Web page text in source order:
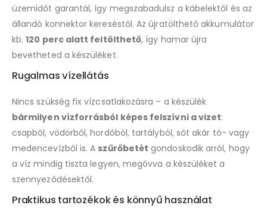
üzemidőt garantál, így megszabadulsz a kábelektől és az
állandó konnektor kereséstől. Az újratölthető akkumulátor
kb.120 perc alatt feltölthető, így hamar újra
bevetheted a készüléket.
Rugalmas vízellátás
Nincs szükség fix vízcsatlakozásra – a készülék
bármilyen vízforrásból képes felszívni a vizet:
csapból, vödörből, hordóból, tartályból, sőt akár tó- vagy
medencevízből is. A szűrőbetét gondoskodik arról, hogy
a víz mindig tiszta legyen, megóvva a készüléket a
szennyeződésektől.
Praktikus tartozékok és könnyű használat